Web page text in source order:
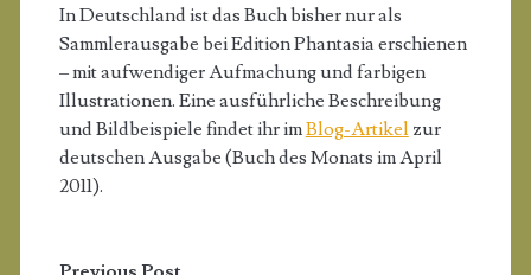
In Deutschland ist das Buch bisher nur als
Sammlerausgabe bei Edition Phantasia erschienen
– mit aufwendiger Aufmachung und farbigen
Illustrationen. Eine ausführliche Beschreibung
und Bildbeispiele findet ihr imBlog-Artikel zur
deutschen Ausgabe (Buch des Monats im April
2011).